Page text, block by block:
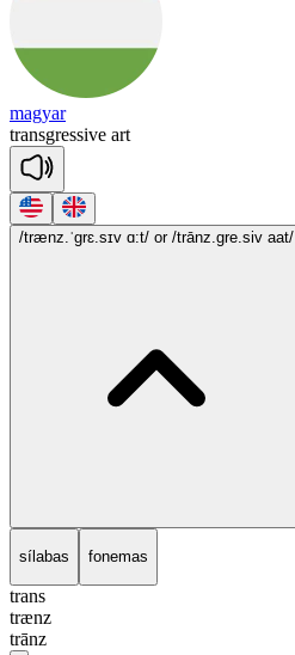
magyar
transgressive art
/trænz.ˈgrɛ.sɪv ɑ:t/ or /trānz.gre.siv aat/
sílabas fonemas
trans
trænz
trānz